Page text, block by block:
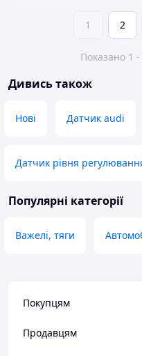
1 2
Показано 1 -
Дивись також
Нові Датчик audi
Датчик рівня
Популярні категорії
Важелі, тяги
Покупцям
Продавцям